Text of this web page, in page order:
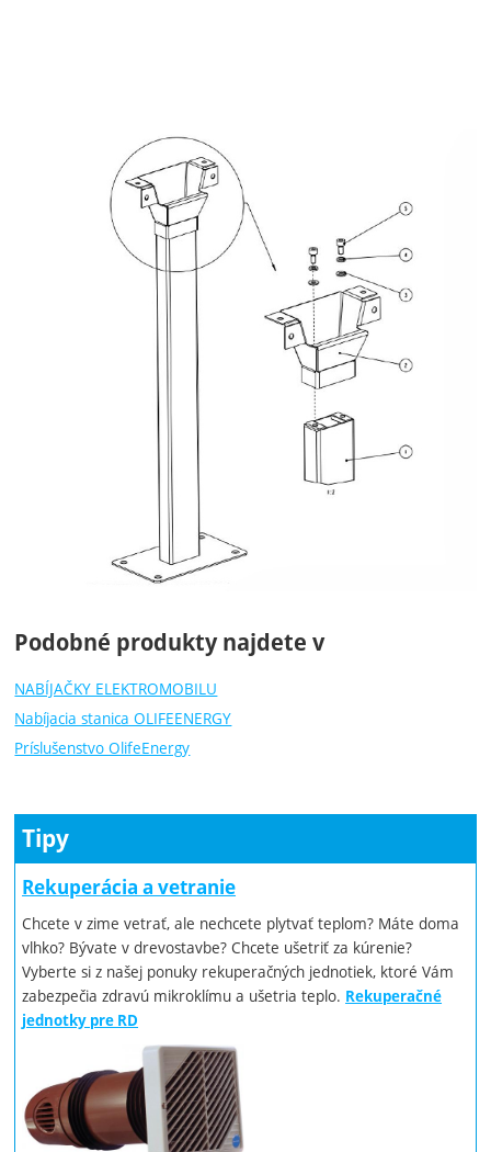
Podobné produkty najdete v
NABÍJAČKY ELEKTROMOBILU
Nabíjacia stanica OLIFEENERGY
Príslušenstvo OlifeEnergy
Tipy
Rekuperácia a vetranie
Chcete v zime vetrať, ale nechcete plytvať teplom? Máte doma
vlhko? Bývate v drevostavbe? Chcete ušetriť za kúrenie?
Vyberte si z našej ponuky rekuperačných jednotiek, ktoré Vám
zabezpečia zdravú mikroklímu a ušetria teplo. Rekuperačné
jednotky pre RD